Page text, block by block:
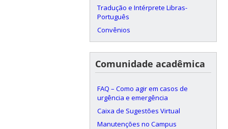
Tradução e Intérprete Libras-
Português
Convênios
Comunidade acadêmica
FAQ – Como agir em casos de
urgência e emergência
Caixa de Sugestões Virtual
Manutenções no Campus